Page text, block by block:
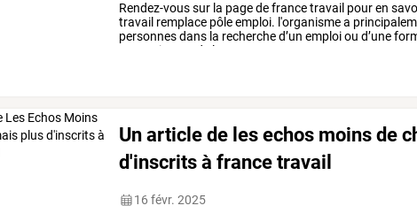
Rendez-voussur la pagedefrancetravail pouren
travail remplace pôleemploi. l'organismea
personnesdans la recherched’un emploiou d’une
entreprises
de les
Un article de les echos moins de
d'inscrits à france travail
16 févr. 2025